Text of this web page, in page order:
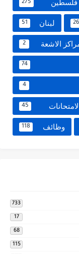
فلسطين 275
26 لبنان 51
الاشعة 2
74
4
45
وظائف 118
733
17
68
115